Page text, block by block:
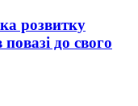
розвитку
до свого